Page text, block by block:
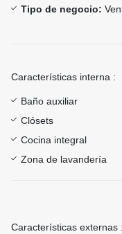
Tipo de negocio:
Características interna :
Baño auxiliar
Clósets
Cocina integral
Zona de lavandería
Características externas :